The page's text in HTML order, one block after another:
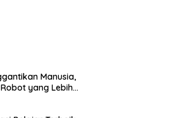
Manusia,
yang Lebih